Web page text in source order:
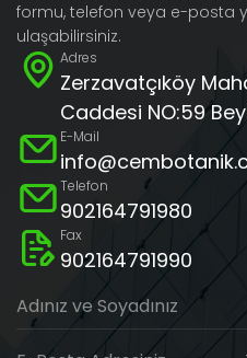
formu, telefon veya e-posta
ulaşabilirsiniz.
Adres
Zerzavatçıköy
Caddesi NO:59
E-Mail
Telefon
902164791980
Fax
902164791990
Adınız ve Soyadınız